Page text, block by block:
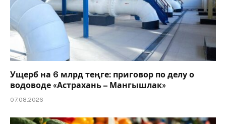
Ущерб на 6 млрд теңге: приговор по делу о
водоводе «Астрахань – Мангышлак»
07.08.2026